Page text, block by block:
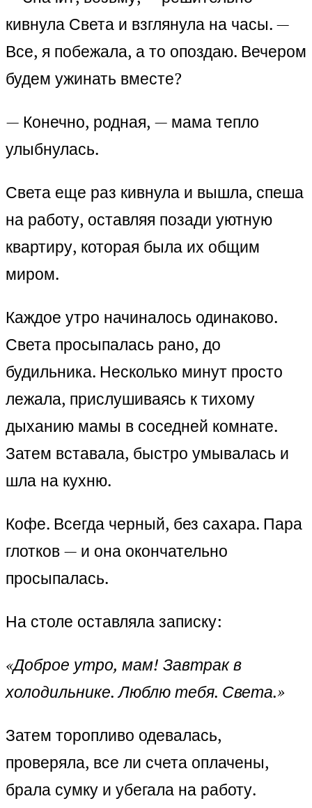
кивнула Света и взглянула на часы. —
Все, я побежала, а то опоздаю. Вечером
будем ужинать вместе?
— Конечно, родная, — мама тепло
улыбнулась.
Света еще раз кивнула и вышла, спеша
на работу, оставляя позади уютную
квартиру, которая была их общим
миром.
Каждое утро начиналось одинаково.
Света просыпалась рано, до
будильника. Несколько минут просто
лежала, прислушиваясь к тихому
дыханию мамы в соседней комнате.
Затем вставала, быстро умывалась и
шла на кухню.
Кофе. Всегда черный, без сахара. Пара
глотков — и она окончательно
просыпалась.
На столе оставляла записку:
«Доброе утро, мам! Завтрак в
холодильнике. Люблю тебя. Света.»
Затем торопливо одевалась,
проверяла, все ли счета оплачены,
брала сумку и убегала на работу.